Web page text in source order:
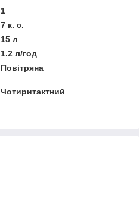
1
7 к. с.
15 л
1.2 л/год
Повітряна
Чотиритактний